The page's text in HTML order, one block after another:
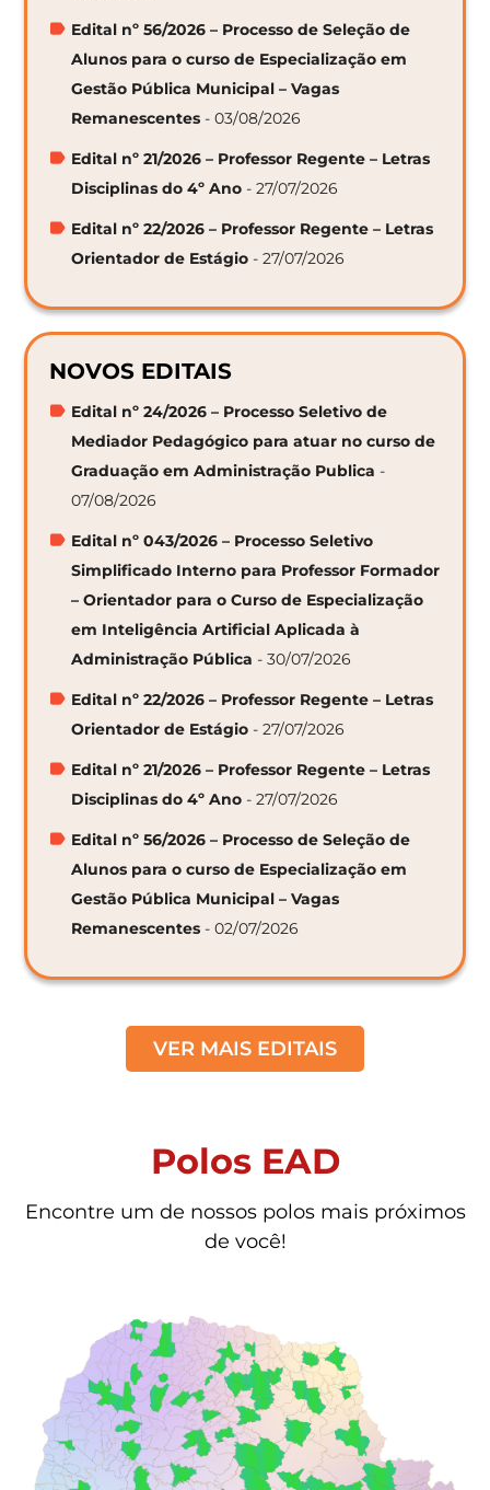
Edital nº 56/2026 – Processo de Seleção de
Alunos para o curso de Especialização em
Gestão Pública Municipal – Vagas
Remanescentes - 03/08/2026
Edital nº 21/2026 – Professor Regente – Letras
Disciplinas do 4º Ano - 27/07/2026
Edital nº 22/2026 – Professor Regente – Letras
Orientador de Estágio - 27/07/2026
NOVOS EDITAIS
Edital nº 24/2026 – Processo Seletivo de
Mediador Pedagógico para atuar no curso de
Graduação em Administração Publica -
07/08/2026
Edital nº 043/2026 – Processo Seletivo
Simplificado Interno para Professor Formador
– Orientador para o Curso de Especialização
em Inteligência Artificial Aplicada à
Administração Pública - 30/07/2026
Edital nº 22/2026 – Professor Regente – Letras
Orientador de Estágio - 27/07/2026
Edital nº 21/2026 – Professor Regente – Letras
Disciplinas do 4º Ano - 27/07/2026
Edital nº 56/2026 – Processo de Seleção de
Alunos para o curso de Especialização em
Gestão Pública Municipal – Vagas
Remanescentes - 02/07/2026
VER MAIS EDITAIS
Polos EAD
Encontre um de nossos polos mais próximos
de você!